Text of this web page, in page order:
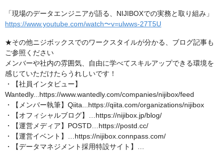
「現場のデータエンジニアが語る、NIJIBOXでの実務と取り組み」
https://www.youtube.com/watch〜v=ulwws-27T5U
★その他ニジボックスでのワークスタイルが分かる、ブログ記事も
ご参照ください
メンバーや社内の雰囲気、自由に学べてスキルアップできる環境を
感じていただけたらうれしいです！
・【社員インタビュー】
Wantedly...https://www.wantedly.com/companies/nijibox/feed
・【メンバー執筆】Qiita...https://qiita.com/organizations/nijibox
・【オフィシャルブログ】…https://nijibox.jp/blog/
・【運営メディア】POSTD…https://postd.cc/
・【運営イベント】…https://nijibox.connpass.com/
・【データマネジメント採用特設サイト】…